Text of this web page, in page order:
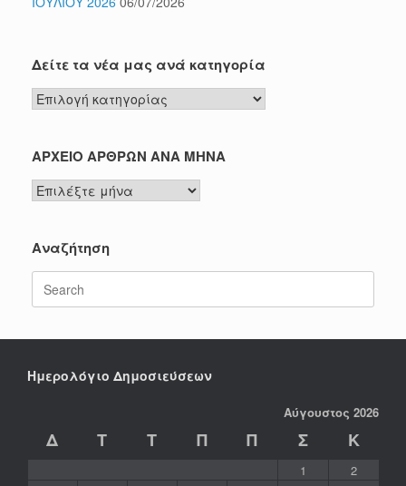
Δείτε τα νέα μας ανά κατηγορία
Δείτε
τα
μας
κατηγορία
ΑΡΧΕΙΟ ΑΡΘΡΩΝ ΑΝΑ ΜΗΝΑ
ΑΡΧΕΙΟ
ΑΡΘΡΩΝ
ΜΗΝΑ
Αναζήτηση
Search
for:
Ημερολόγιο Δημοσιεύσεων
Αύγουστος 2026
Δ Τ Τ Π Π Σ Κ
1
2